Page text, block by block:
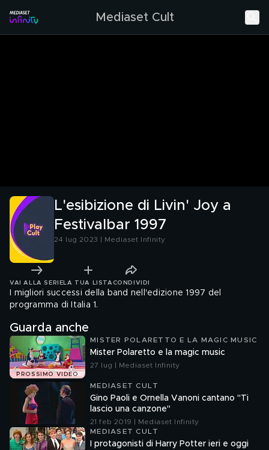
Mediaset Cult
L'esibizione di Livin' Joy a
Festivalbar 1997
24 lug 2023 | Mediaset Infinity
VAI ALLA SERIE LA TUA LISTA CONDIVIDI
I migliori successi della band nell'edizione 1997 del
programma di Italia 1.
Guarda anche
PROSSIMO VIDEO
MISTER POLARETTO E LA MAGIC MUSIC
Mister Polaretto e la magic music
27 lug | Mediaset Infinity
MEDIASET CULT
Gino Paoli e Ornella Vanoni cantano "Ti
lascio una canzone"
21 feb 2019 | Mediaset Infinity
MEDIASET CULT
I protagonisti di Harry Potter ieri e oggi